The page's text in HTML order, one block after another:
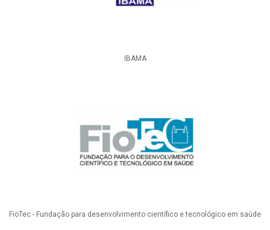
IBAMA
FioTec - Fundação para desenvolvimento científico e tecnológico em saúde